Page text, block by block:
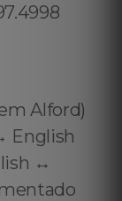
Alford)
English
↔️